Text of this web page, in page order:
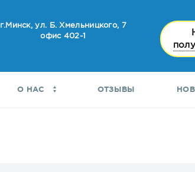
г.Минск, ул. Б. Хмельницкого, 7
офис 402-1
О НАС ОТЗЫВЫ